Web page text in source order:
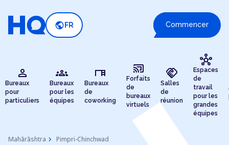
public FR Commencer
person
Bureaux
pour
particuliers
groups
Bureaux
pour les
équipes
desk
Bureaux
de
coworking
cast_connected
Forfaits
de
bureaux
virtuels
handshake
Salles
de
réunion
hub
Espaces
de
travail
pour les
grandes
équipes
Mahārāshtra chevron_right Pimpri-Chinchwad